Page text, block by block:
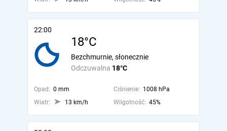
22:00
18°C
Odczuwalna 18°C
Bezchmurnie, słonecznie
Opad: 0 mm Ciśnienie: 1008 hPa
Wiatr:
13 km/h Wilgotność: 45%